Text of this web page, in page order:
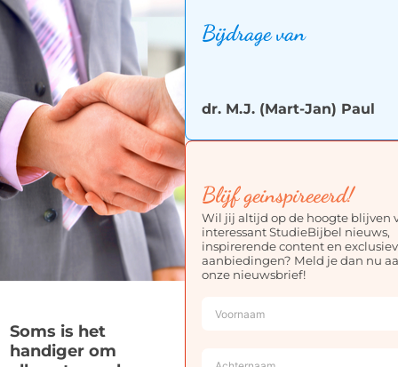
Soms is het
handiger om
Bijdrage van
dr. M.J. (Mart-Jan) Paul
Blijf geinspireeerd!
Wil jij altijd op de hoogte blijven
interessant StudieBijbel nieuws,
inspirerende content en
aanbiedingen? Meld je dan nu
onze nieuwsbrief!